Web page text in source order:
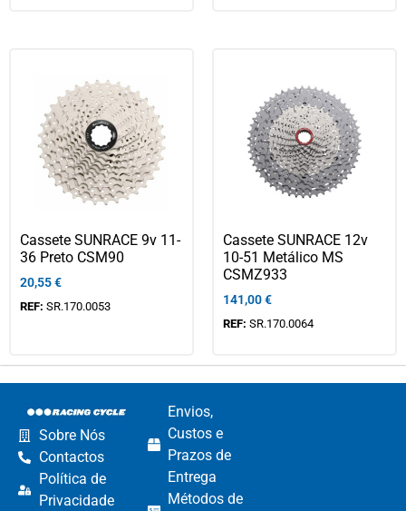
Cassete SUNRACE 9v 11-
36 Preto CSM90
20,55€
REF: SR.170.0053
Cassete SUNRACE 12v
10-51 Metálico MS
CSMZ933
141,00€
REF: SR.170.0064
Sobre Nós
Contactos
Política de
Privacidade
Envios,
Custos e
Prazos de
Entrega
Métodos de